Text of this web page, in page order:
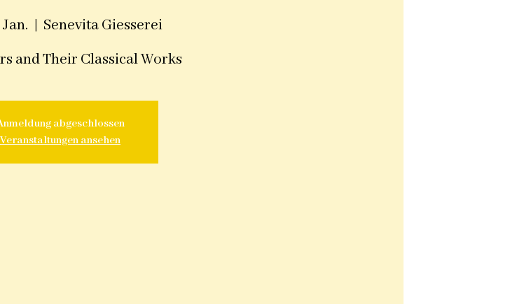
Senevita Giesserei
and Their Classical Works
abgeschlossen
Veranstaltungen ansehen